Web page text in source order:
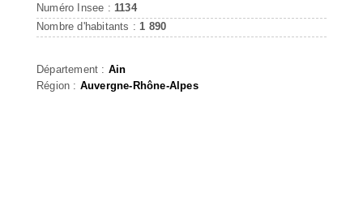
Numéro Insee : 1134
Nombre d'habitants : 1 890
Département : Ain
Région : Auvergne-Rhône-Alpes